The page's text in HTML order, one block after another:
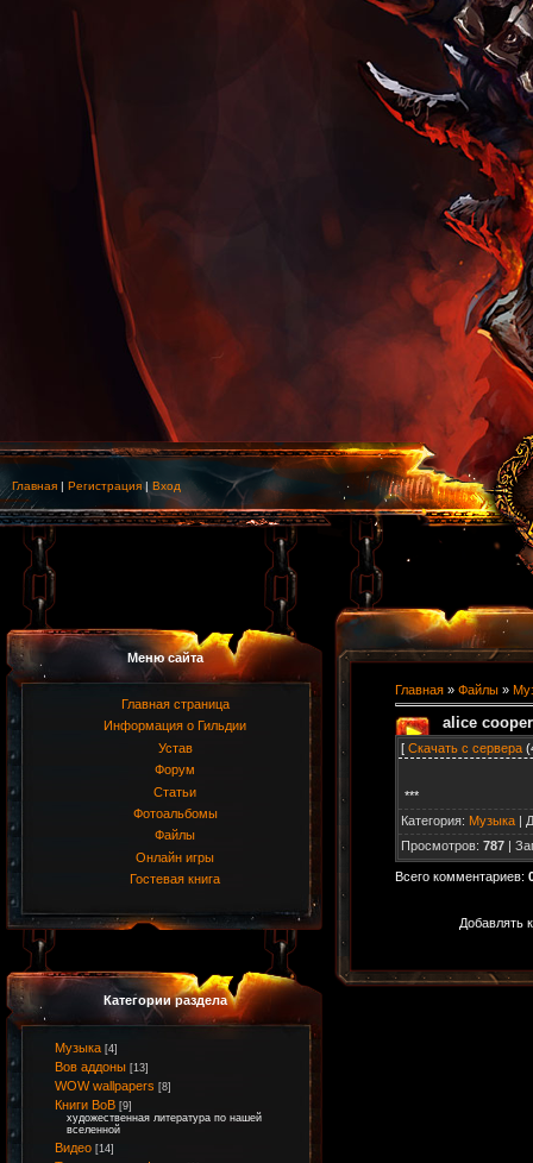
Главная | Регистрация | Вход
Меню сайта
Главная страница
Информация о Гильдии
Устав
Форум
Статьи
Фотоальбомы
Файлы
Онлайн игры
Гостевая книга
Категории раздела
Музыка [4]
Вов аддоны [13]
WOW wallpapers [8]
Книги ВоВ [9]
художественная литература по нашей
вселенной
Видео [14]
Главная » Файлы »
alice
[ Скачать с сервера
***
Категория: Музыка |
Просмотров: 787 |
Всего комментариев:
Добавлять